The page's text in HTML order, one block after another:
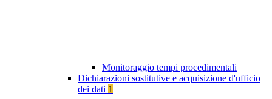
Monitoraggio tempi procedimentali
Dichiarazioni sostitutive e acquisizione d'ufficio
dei dati 1